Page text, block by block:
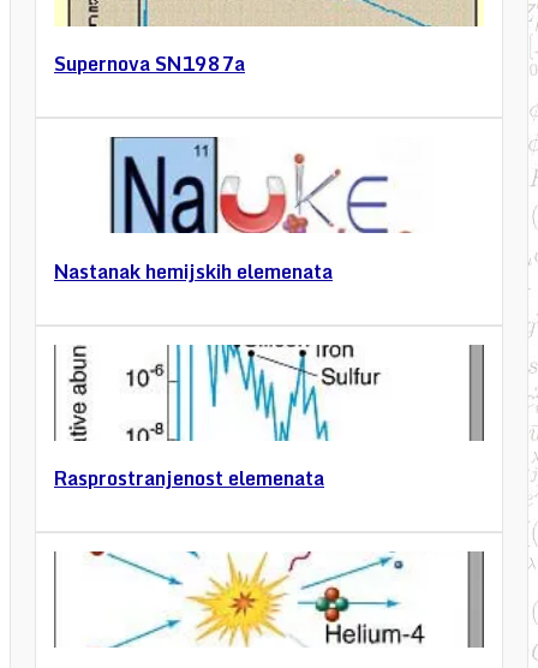
Supernova SN1987a
Nastanak hemijskih elemenata
Rasprostranjenost elemenata